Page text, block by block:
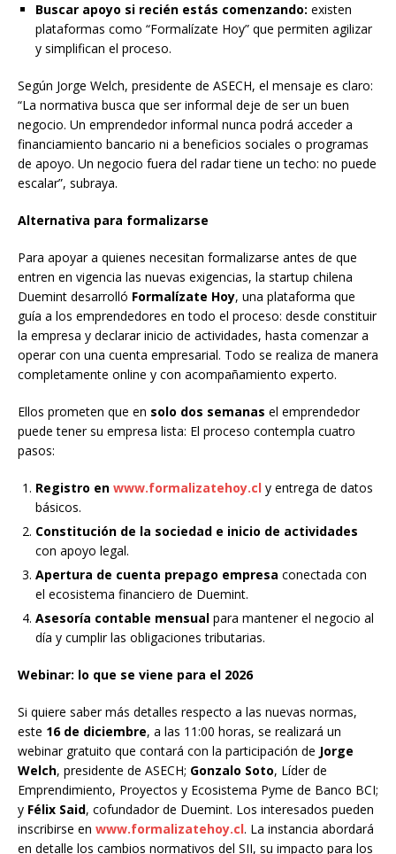
Buscar apoyo si recién estás comenzando: existen
plataformas como “Formalízate Hoy” que permiten agilizar
y simplifican el proceso.
Según Jorge Welch, presidente de ASECH, el mensaje es claro:
“La normativa busca que ser informal deje de ser un buen
negocio. Un emprendedor informal nunca podrá acceder a
financiamiento bancario ni a beneficios sociales o programas
de apoyo. Un negocio fuera del radar tiene un techo: no puede
escalar”, subraya.
Alternativa para formalizarse
Para apoyar a quienes necesitan formalizarse antes de que
entren en vigencia las nuevas exigencias, la startup chilena
Duemint desarrolló Formalízate Hoy, una plataforma que
guía a los emprendedores en todo el proceso: desde constituir
la empresa y declarar inicio de actividades, hasta comenzar a
operar con una cuenta empresarial. Todo se realiza de manera
completamente online y con acompañamiento experto.
Ellos prometen que en solo dos semanas el emprendedor
puede tener su empresa lista: El proceso contempla cuatro
pasos:
Registro en www.formalizatehoy.cl y entrega de datos
básicos.
Constitución de la sociedad e inicio de actividades
con apoyo legal.
Apertura de cuenta prepago empresa conectada con
el ecosistema financiero de Duemint.
Asesoría contable mensual para mantener el negocio al
día y cumplir las obligaciones tributarias.
Webinar: lo que se viene para el 2026
Si quiere saber más detalles respecto a las nuevas normas,
este 16 de diciembre, a las 11:00 horas, se realizará un
webinar gratuito que contará con la participación de Jorge
Welch, presidente de ASECH; Gonzalo Soto, Líder de
Emprendimiento, Proyectos y Ecosistema Pyme de Banco BCI;
y Félix Said, cofundador de Duemint. Los interesados pueden
inscribirse en www.formalizatehoy.cl. La instancia abordará
en detalle los cambios normativos del SII, su impacto para los